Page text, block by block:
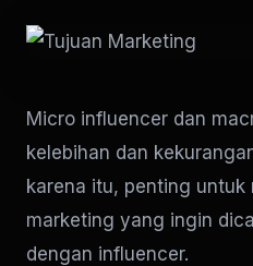
Micro influencer dan
kelebihan dan
karena itu, penting untuk
marketing yang ingin
dengan influencer.